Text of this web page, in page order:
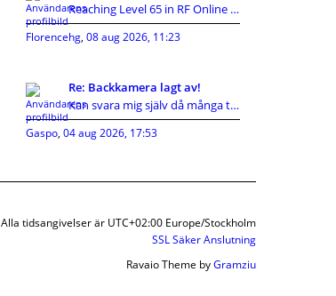
Reaching Level 65 in RF Online Next Diamond opens
Florencehg, 08 aug 2026, 11:23
Re: Backkamera lagt av!
Kan svara mig själv då många tyvärr inte gör det d
Gaspo, 04 aug 2026, 17:53
Alla tidsangivelser är UTC+02:00 Europe/Stockholm
SSL Säker Anslutning
Ravaio Theme byGramziu